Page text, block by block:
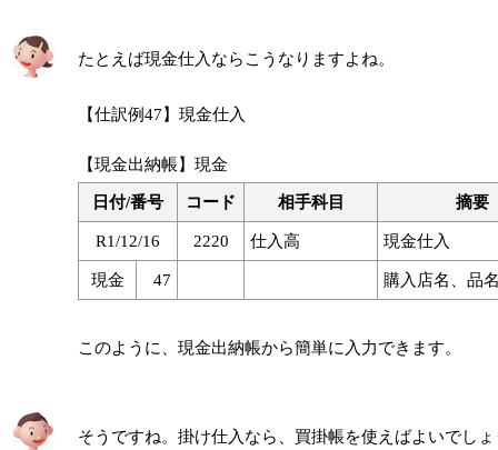
たとえば現金仕入ならこうなりますよね。
【仕訳例47】現金仕入
【現金出納帳】現金
日付/番号 コード 相手科目 摘要
R1/12/16 2220 仕入高 現金仕入
現金 47 購入店名、品
このように、現金出納帳から簡単に入力できます。
そうですね。掛け仕入なら、買掛帳を使えばよいでし